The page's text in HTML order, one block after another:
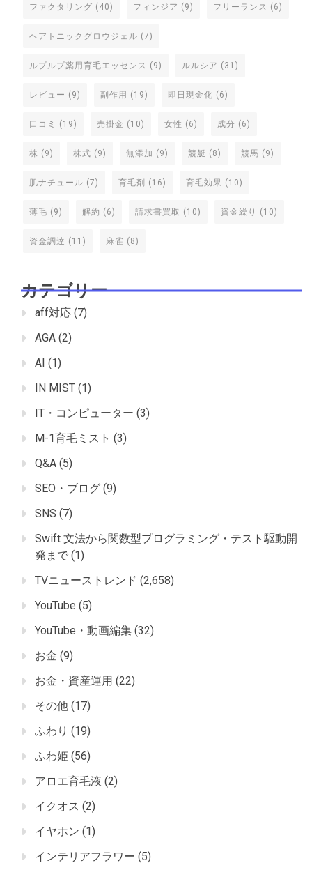
ファクタリング (40) フィンジア (9) フリーランス (6)
ヘアトニックグロウジェル (7)
ルプルプ薬用育毛エッセンス (9) ルルシア (31)
レビュー (9) 副作用 (19) 即日現金化 (6)
口コミ (19) 売掛金 (10) 女性 (6) 成分 (6)
株 (9) 株式 (9) 無添加 (9) 競艇 (8) 競馬 (9)
肌ナチュール (7) 育毛剤 (16) 育毛効果 (10)
薄毛 (9) 解約 (6) 請求書買取 (10) 資金繰り (10)
資金調達 (11) 麻雀 (8)
カテゴリー
aff対応 (7)
AGA (2)
AI (1)
IN MIST (1)
IT・コンピューター (3)
M-1育毛ミスト (3)
Q&A (5)
SEO・ブログ (9)
SNS (7)
Swift 文法から関数型プログラミング・テスト駆動開
発まで (1)
TVニューストレンド (2,658)
YouTube (5)
YouTube・動画編集 (32)
お金 (9)
お金・資産運用 (22)
その他 (17)
ふわり (19)
ふわ姫 (56)
アロエ育毛液 (2)
イクオス (2)
イヤホン (1)
インテリアフラワー (5)